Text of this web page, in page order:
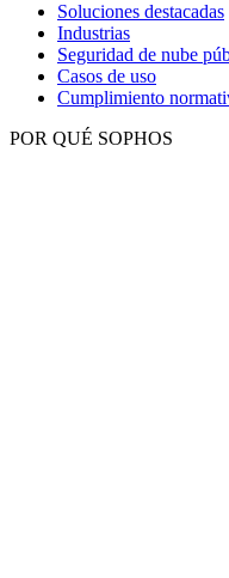
Soluciones destacadas
Industrias
Seguridad de nube
Casos de uso
Cumplimiento
POR QUÉ SOPHOS